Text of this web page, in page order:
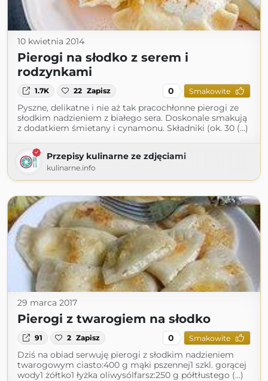
10 kwietnia 2014
Pierogi na słodko z serem i
rodzynkami
1.7K 22 Zapisz 0 Smakowite
Pyszne, delikatne i nie aż tak pracochłonne pierogi ze
słodkim nadzieniem z białego sera. Doskonale smakują
z dodatkiem śmietany i cynamonu. Składniki (ok. 30 (...)
Przepisy kulinarne ze zdjęciami
kulinarne.info
29 marca 2017
Pierogi z twarogiem na słodko
91 2 Zapisz 0 Smakowite
Dziś na obiad serwuję pierogi z słodkim nadzieniem
twarogowym ciasto:400 g mąki pszennej1 szkl. gorącej
wody1 żółtko1 łyżka oliwysólfarsz:250 g półtłustego (...)